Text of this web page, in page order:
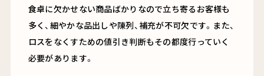
食卓に欠かせない商品ばかりなので立ち寄るお客様も
多く、細やかな品出しや陳列、補充が不可欠です。また、
ロスをなくすための値引き判断もその都度行っていく
必要があります。